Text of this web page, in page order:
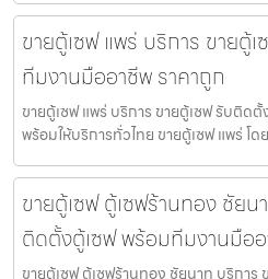
ขายตู้เซฟ แพร่ บริการ ขายตู้
ทีมงานมืออาชีพ ราคาถูก
ขายตู้เซฟ แพร่ บริการ ขายตู้เซฟ รับติด
พร้อมให้บริการทั่วไทย ขายตู้เซฟ แพร่ โ
ขายตู้เซฟ ตู้เซฟร้านทอง ชัย
ติดตั้งตู้เซฟ พร้อมทีมงานมือ
ขายตู้เซฟ ตู้เซฟร้านทอง ชัยนาท บริกา